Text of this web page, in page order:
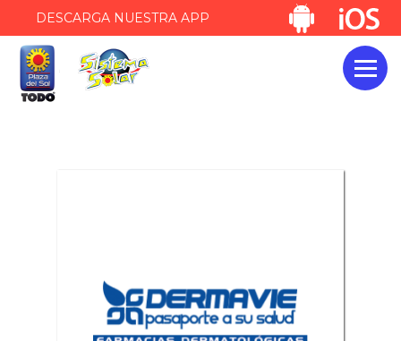
DESCARGA NUESTRA APP